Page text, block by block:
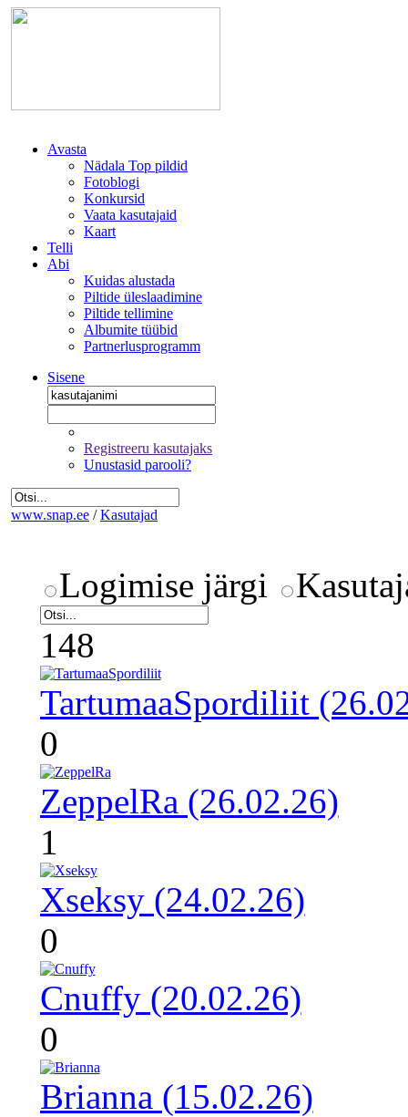
Avasta
Nädala Top pildid
Fotoblogi
Konkursid
Vaata kasutajaid
Kaart
Telli
Abi
Kuidas alustada
Piltide üleslaadimine
Piltide tellimine
Albumite tüübid
Partnerlusprogramm
Sisene
Registreeru kasutajaks
Unustasid parooli?
www.snap.ee / Kasutajad
Logimise järgi
148
TartumaaSpordiliit
0
ZeppelRa (26.02.26)
1
Xseksy (24.02.26)
0
Cnuffy (20.02.26)
0
Brianna (15.02.26)